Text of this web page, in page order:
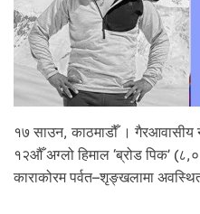
ह
१७ साउन, काठमाडौँ ।
१२औँ अग्लो हिमाल ‘ब्रोड पिक’
काराकोरम पर्वत–शृङ्खलामा